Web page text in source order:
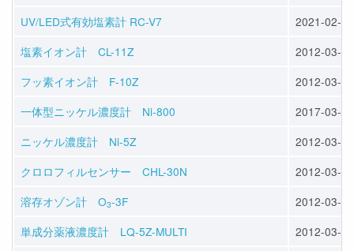
UV/LED式有効塩素計 RC-V7
2021-02-05
塩素イオン計 CL-11Z
2012-03-27
フッ素イオン計 F-10Z
2012-03-23
一体型ニッケル濃度計 Ni-800
2017-03-27
ニッケル濃度計 Ni-5Z
2012-03-29
クロロフィルセンサー CHL-30N
2012-03-28
溶存オゾン計 O3-3F
2012-03-29
単成分薬液濃度計 LQ-5Z-MULTI
2012-03-28